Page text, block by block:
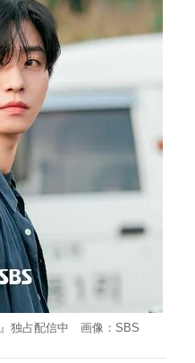
独占配信中 画像：SBS